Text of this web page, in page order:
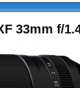
33mm f/